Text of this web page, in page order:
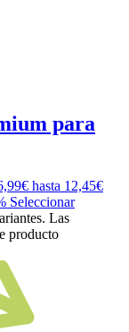
para
hasta 12,45€
Seleccionar
Las
producto